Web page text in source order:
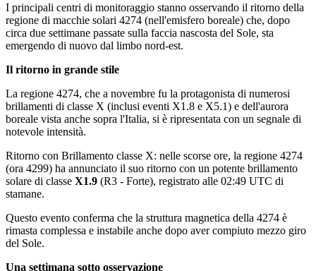
I principali centri di monitoraggio stanno osservando il ritorno della
regione di macchie solari 4274 (nell'emisfero boreale) che, dopo
circa due settimane passate sulla faccia nascosta del Sole, sta
emergendo di nuovo dal limbo nord-est.
Il ritorno in grande stile
La regione 4274, che a novembre fu la protagonista di numerosi
brillamenti di classe X (inclusi eventi X1.8 e X5.1) e dell'aurora
boreale vista anche sopra l'Italia, si è ripresentata con un segnale di
notevole intensità.
Ritorno con Brillamento classe X: nelle scorse ore, la regione 4274
(ora 4299) ha annunciato il suo ritorno con un potente brillamento
solare di classe X1.9 (R3 - Forte), registrato alle 02:49 UTC di
stamane.
Questo evento conferma che la struttura magnetica della 4274 è
rimasta complessa e instabile anche dopo aver compiuto mezzo giro
del Sole.
Una settimana sotto osservazione